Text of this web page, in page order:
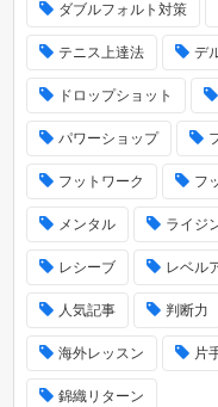
ダブルフォルト対策
テニス上達法 デ
ドロップショット
パワーショップ
フットワーク フ
メンタル ライジ
レシーブ レベル
人気記事 判断力
海外レッスン 片
錦織リターン